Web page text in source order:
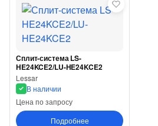
Сплит-система LS-
HE24KCE2/LU-HE24KCE2
Lessar
В наличии
Цена по запросу
Подробнее